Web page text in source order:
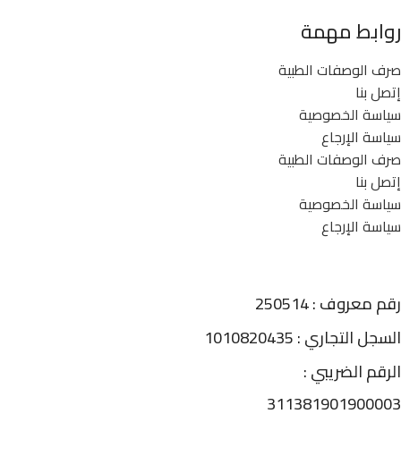
روابط مهمة
صرف الوصفات الطبية
إتصل بنا
سياسة الخصوصية
سياسة الإرجاع
صرف الوصفات الطبية
إتصل بنا
سياسة الخصوصية
سياسة الإرجاع
رقم معروف : 250514
السجل التجاري : 1010820435
الرقم الضريبي :
311381901900003